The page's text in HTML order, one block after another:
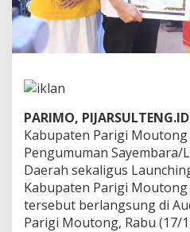
h
a
P
m
o
2
0
2
,
A
n
PARIMO, PIJARSULTENG.ID
Kabupaten Parigi
Pengumuman
Daerah sekaligus
Kabupaten Parigi
tersebut berlangsung di
Parigi Moutong, Rabu (17/